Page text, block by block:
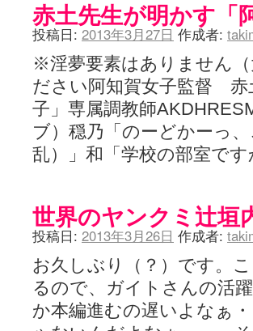
赤土先生が明かす「
投稿日: 2013年3月27日 作成者:
※淫夢要素はありません
ださい阿知賀女子監督 赤
子」専属調教師
ブ）穏乃「のーどかーっ
乱）」和「学校の部室で
世界のヤンクミ辻垣
投稿日: 2013年3月26日 作成者:
お久しぶり（？）です。
るので、ガイトさんの活
か本編進むの遅いよなぁ